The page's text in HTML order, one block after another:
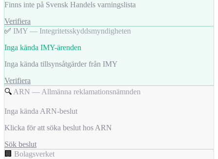
Finns inte på Svensk Handels varningslista
Verifiera
✅ IMY — Integritetsskyddsmyndigheten
Inga kända IMY-ärenden
Inga kända tillsynsåtgärder från IMY
Verifiera
🔍 ARN — Allmänna reklamationsnämnden
Inga kända ARN-beslut
Klicka för att söka beslut hos ARN
Sök beslut
🏢 Bolagsverket